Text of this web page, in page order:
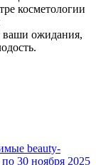
косметологии
ваши ожидания,
beauty-
30 ноября 2025